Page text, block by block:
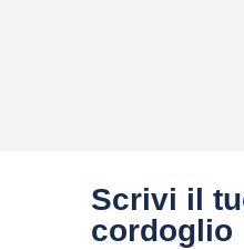
Scrivi il
cordoglio